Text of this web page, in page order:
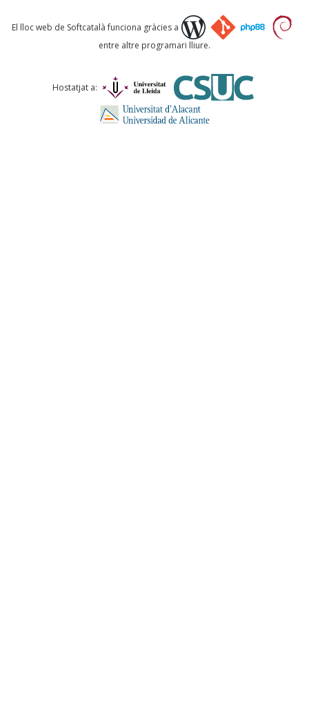
Què proposeu?
Comentari *
El lloc web de Softcatalà funciona gràcies a
entre altre programari lliure.
Hostatjat a: